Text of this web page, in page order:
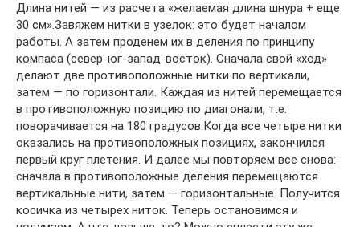
Длина нитей — из расчета «желаемая длина шнура + еще
30 см».Завяжем нитки в узелок: это будет началом
работы. А затем проденем их в деления по принципу
компаса (север-юг-запад-восток). Сначала свой «ход»
делают две противоположные нитки по вертикали,
затем — по горизонтали. Каждая из нитей перемещается
в противоположную позицию по диагонали, т.е.
поворачивается на 180 градусов.Когда все четыре нитки
оказались на противоположных позициях, закончился
первый круг плетения. И далее мы повторяем все снова:
сначала в противоположные деления перемещаются
вертикальные нити, затем — горизонтальные. Получится
косичка из четырех ниток. Теперь остановимся и